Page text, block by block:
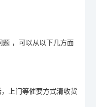
题 ，可以从以下几方面
上门等催要方式清收货